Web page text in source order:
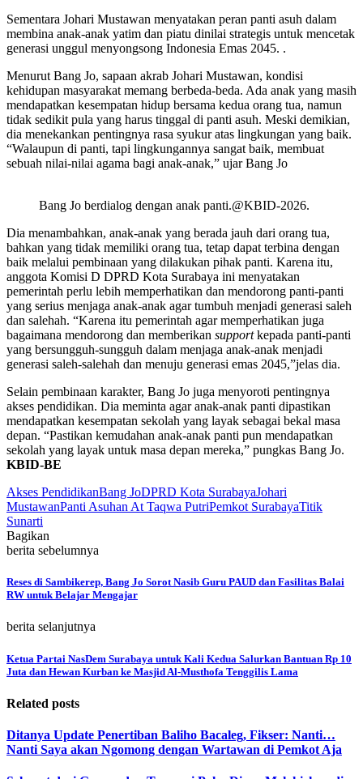
Sementara Johari Mustawan menyatakan peran panti asuh dalam
membina anak-anak yatim dan piatu dinilai strategis untuk mencetak
generasi unggul menyongsong Indonesia Emas 2045. .
Menurut Bang Jo, sapaan akrab Johari Mustawan, kondisi
kehidupan masyarakat memang berbeda-beda. Ada anak yang masih
mendapatkan kesempatan hidup bersama kedua orang tua, namun
tidak sedikit pula yang harus tinggal di panti asuh. Meski demikian,
dia menekankan pentingnya rasa syukur atas lingkungan yang baik.
“Walaupun di panti, tapi lingkungannya sangat baik, membuat
sebuah nilai-nilai agama bagi anak-anak,” ujar Bang Jo
Bang Jo berdialog dengan anak panti.@KBID-2026.
Dia menambahkan, anak-anak yang berada jauh dari orang tua,
bahkan yang tidak memiliki orang tua, tetap dapat terbina dengan
baik melalui pembinaan yang dilakukan pihak panti. Karena itu,
anggota Komisi D DPRD Kota Surabaya ini menyatakan
pemerintah perlu lebih memperhatikan dan mendorong panti-panti
yang serius menjaga anak-anak agar tumbuh menjadi generasi saleh
dan salehah. “Karena itu pemerintah agar memperhatikan juga
bagaimana mendorong dan memberikan supportkepada panti-panti
yang bersungguh-sungguh dalam menjaga anak-anak menjadi
generasi saleh-salehah dan menuju generasi emas 2045,”jelas dia.
Selain pembinaan karakter, Bang Jo juga menyoroti pentingnya
akses pendidikan. Dia meminta agar anak-anak panti dipastikan
mendapatkan kesempatan sekolah yang layak sebagai bekal masa
depan. “Pastikan kemudahan anak-anak panti pun mendapatkan
sekolah yang layak untuk masa depan mereka,” pungkas Bang Jo.
KBID-BE
Akses PendidikanBang JoDPRD Kota SurabayaJohari
MustawanPanti Asuhan At Taqwa PutriPemkot SurabayaTitik
Sunarti
Bagikan
berita sebelumnya
Reses di Sambikerep, Bang Jo Sorot Nasib Guru PAUD dan Fasilitas Balai
RW untuk Belajar Mengajar
berita selanjutnya
Ketua Partai NasDem Surabaya untuk Kali Kedua Salurkan Bantuan Rp 10
Juta dan Hewan Kurban ke Masjid Al-Musthofa Tenggilis Lama
Related posts
Ditanya Update Penertiban Baliho Bacaleg, Fikser: Nanti…
Nanti Saya akan Ngomong dengan Wartawan di Pemkot Aja